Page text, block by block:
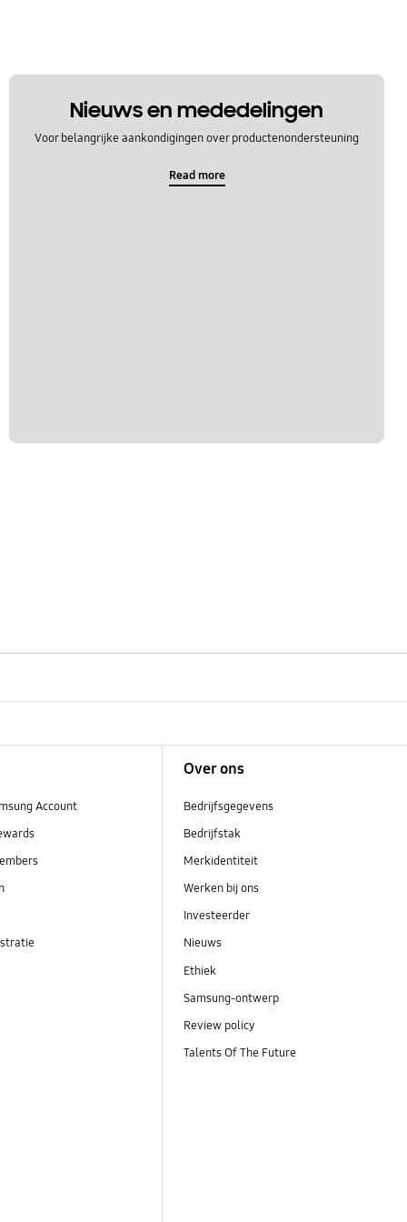
Nieuws en mededelingen
Voor belangrijke aankondigingen over productenondersteuning
Read more
Account
Over ons
Bedrijfsgegevens
Bedrijfstak
Merkidentiteit
Werken bij ons
Investeerder
Nieuws
Ethiek
Samsung-ontwerp
Review policy
Talents Of The Future